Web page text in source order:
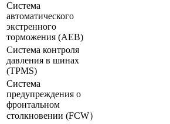
Система
автоматического
экстренного
торможения (AEB)
Система контроля
давления в шинах
(TPMS)
Система
предупреждения о
фронтальном
столкновении (FCW）